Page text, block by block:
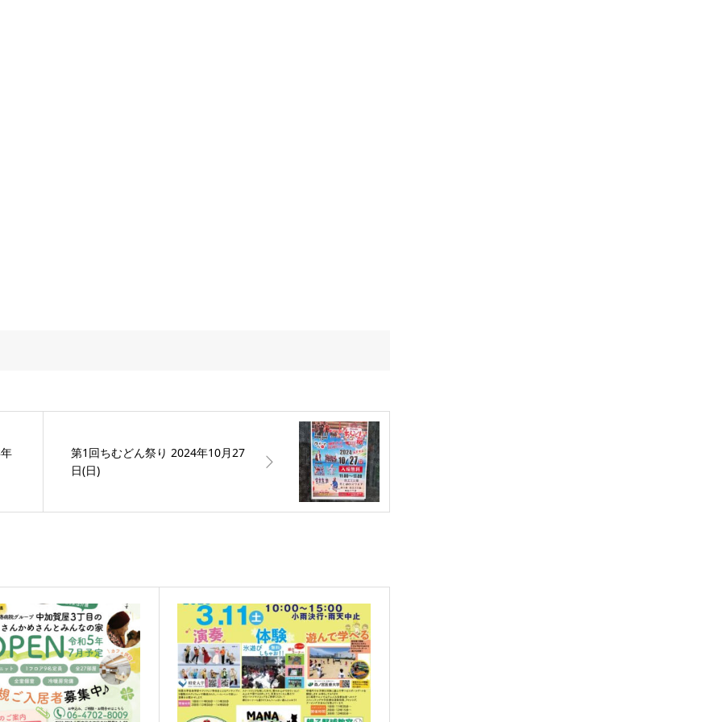
第1回ちむどん祭り 2024年10月27
日(日)